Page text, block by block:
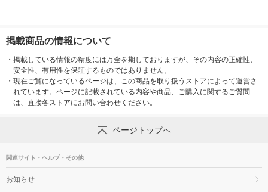
掲載商品の情報について
・ 掲載している情報の精度には万全を期しておりますが、その内容の正確性、
安全性、有用性を保証するものではありません。
・ 現在ご覧になっているページは、この商品を取り扱うストアによって運営さ
れています。ページに記載されている内容や商品、ご購入に関するご質問
は、直接各ストアにお問い合わせください。
ページトップへ
関連サイト・ヘルプ・その他
お知らせ